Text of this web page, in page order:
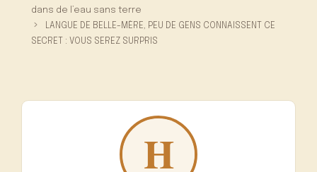
dans de l’eau sans terre
LANGUE DE BELLE-MÈRE, PEU DE GENS CONNAISSENT CE
SECRET : VOUS SEREZ SURPRIS